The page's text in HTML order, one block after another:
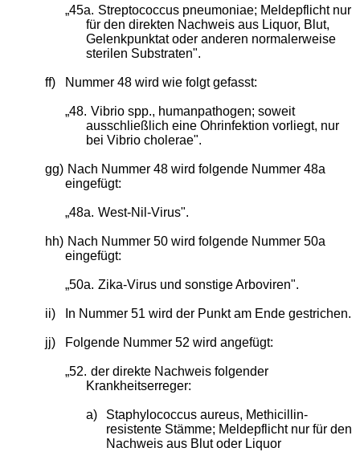
„45a. Streptococcus pneumoniae; Meldepflicht nur
für den direkten Nachweis aus Liquor, Blut,
Gelenkpunktat oder anderen normalerweise
sterilen Substraten".
ff) Nummer 48 wird wie folgt gefasst:
„48. Vibrio spp., humanpathogen; soweit
ausschließlich eine Ohrinfektion vorliegt, nur
bei Vibrio cholerae".
gg) Nach Nummer 48 wird folgende Nummer 48a
eingefügt:
„48a. West-Nil-Virus".
hh) Nach Nummer 50 wird folgende Nummer 50a
eingefügt:
„50a. Zika-Virus und sonstige Arboviren".
ii) In Nummer 51 wird der Punkt am Ende gestrichen.
jj) Folgende Nummer 52 wird angefügt:
„52. der direkte Nachweis folgender
Krankheitserreger:
a)
Staphylococcus aureus, Methicillin-
resistente Stämme; Meldepflicht nur für den
Nachweis aus Blut oder Liquor